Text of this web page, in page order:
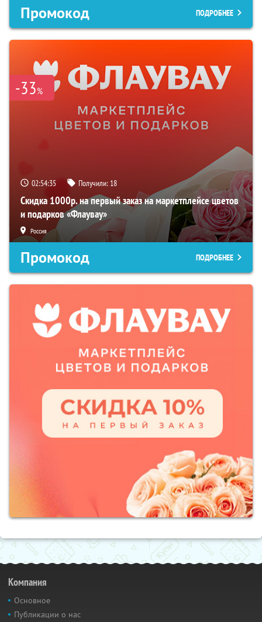
Промокод ПОДРОБНЕЕ
-33%
02:54:35 Получили: 18
Скидка 1000р. на первый заказ на маркетплейсе цветов
и подарков «Флаувау»
Россия
Промокод ПОДРОБНЕЕ
Компания
Основное
Публикации о нас